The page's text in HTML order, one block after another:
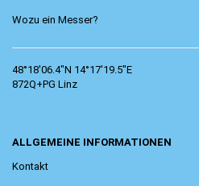
Wozu ein Messer?
48°18'06.4"N 14°17'19.5"E
872Q+PG Linz
ALLGEMEINE INFORMATIONEN
Kontakt